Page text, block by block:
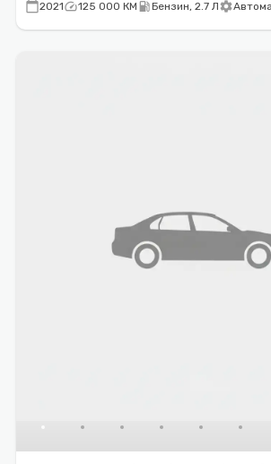
calendar_today2021speed125 000 КМ local_gas_stationБензин, 2.7 Лsettings